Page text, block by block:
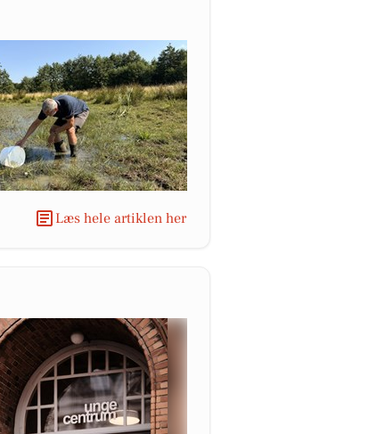
Læs hele artiklen her